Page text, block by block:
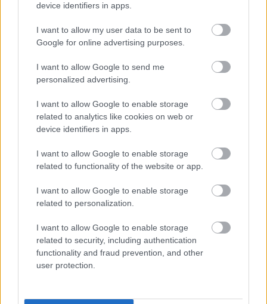
device identifiers in apps.
I want to allow my user data to be sent to
Google for online advertising purposes.
I want to allow Google to send me
personalized advertising.
I want to allow Google to enable storage
related to analytics like cookies on web or
device identifiers in apps.
I want to allow Google to enable storage
related to functionality of the website or app.
I want to allow Google to enable storage
related to personalization.
I want to allow Google to enable storage
related to security, including authentication
functionality and fraud prevention, and other
user protection.
Ceļojums atcelts, bet
naudas nav – tūrisma
operatora “Digitours”
klienti nonākuši
neapskaužamā situācijā